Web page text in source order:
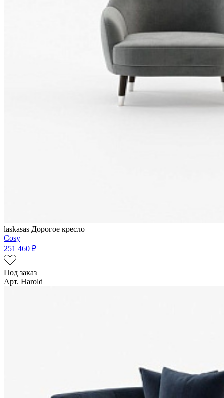
laskasas Дорогое кресло
Cosy
251 460 ₽
Под заказ
Арт. Harold